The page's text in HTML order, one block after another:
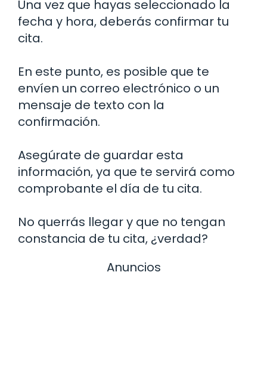
Una vez que hayas seleccionado la
fecha y hora, deberás confirmar tu
cita.
En este punto, es posible que te
envíen un correo electrónico o un
mensaje de texto con la
confirmación.
Asegúrate de guardar esta
información, ya que te servirá como
comprobante el día de tu cita.
No querrás llegar y que no tengan
constancia de tu cita, ¿verdad?
Anuncios